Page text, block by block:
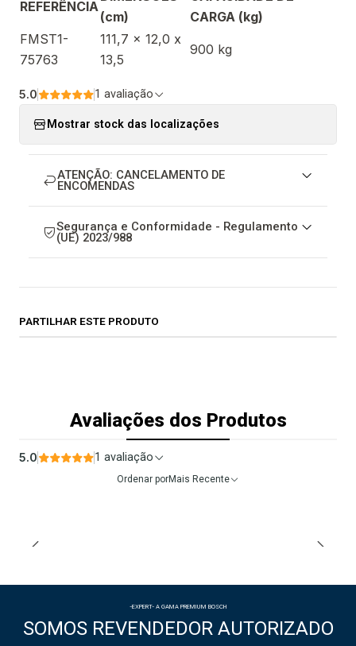
REFERÊNCIA
(cm)
CARGA (kg)
FMST1-
75763
111,7 x 12,0 x
13,5
900 kg
5.0 1 avaliação
Mostrar stock das localizações
ATENÇÃO: CANCELAMENTO DE
ENCOMENDAS
Segurança e Conformidade - Regulamento
(UE) 2023/988
PARTILHAR ESTE PRODUTO
Avaliações dos Produtos
5.0 1 avaliação
Ordenar porMais Recente
-EXPERT- A GAMA PREMIUM BOSCH
SOMOS REVENDEDOR AUTORIZADO